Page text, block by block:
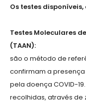
Os testes
Testes Moleculares
(TAAN):
são o método de
confirmam a presença
pela doença COVID-
recolhidas, através